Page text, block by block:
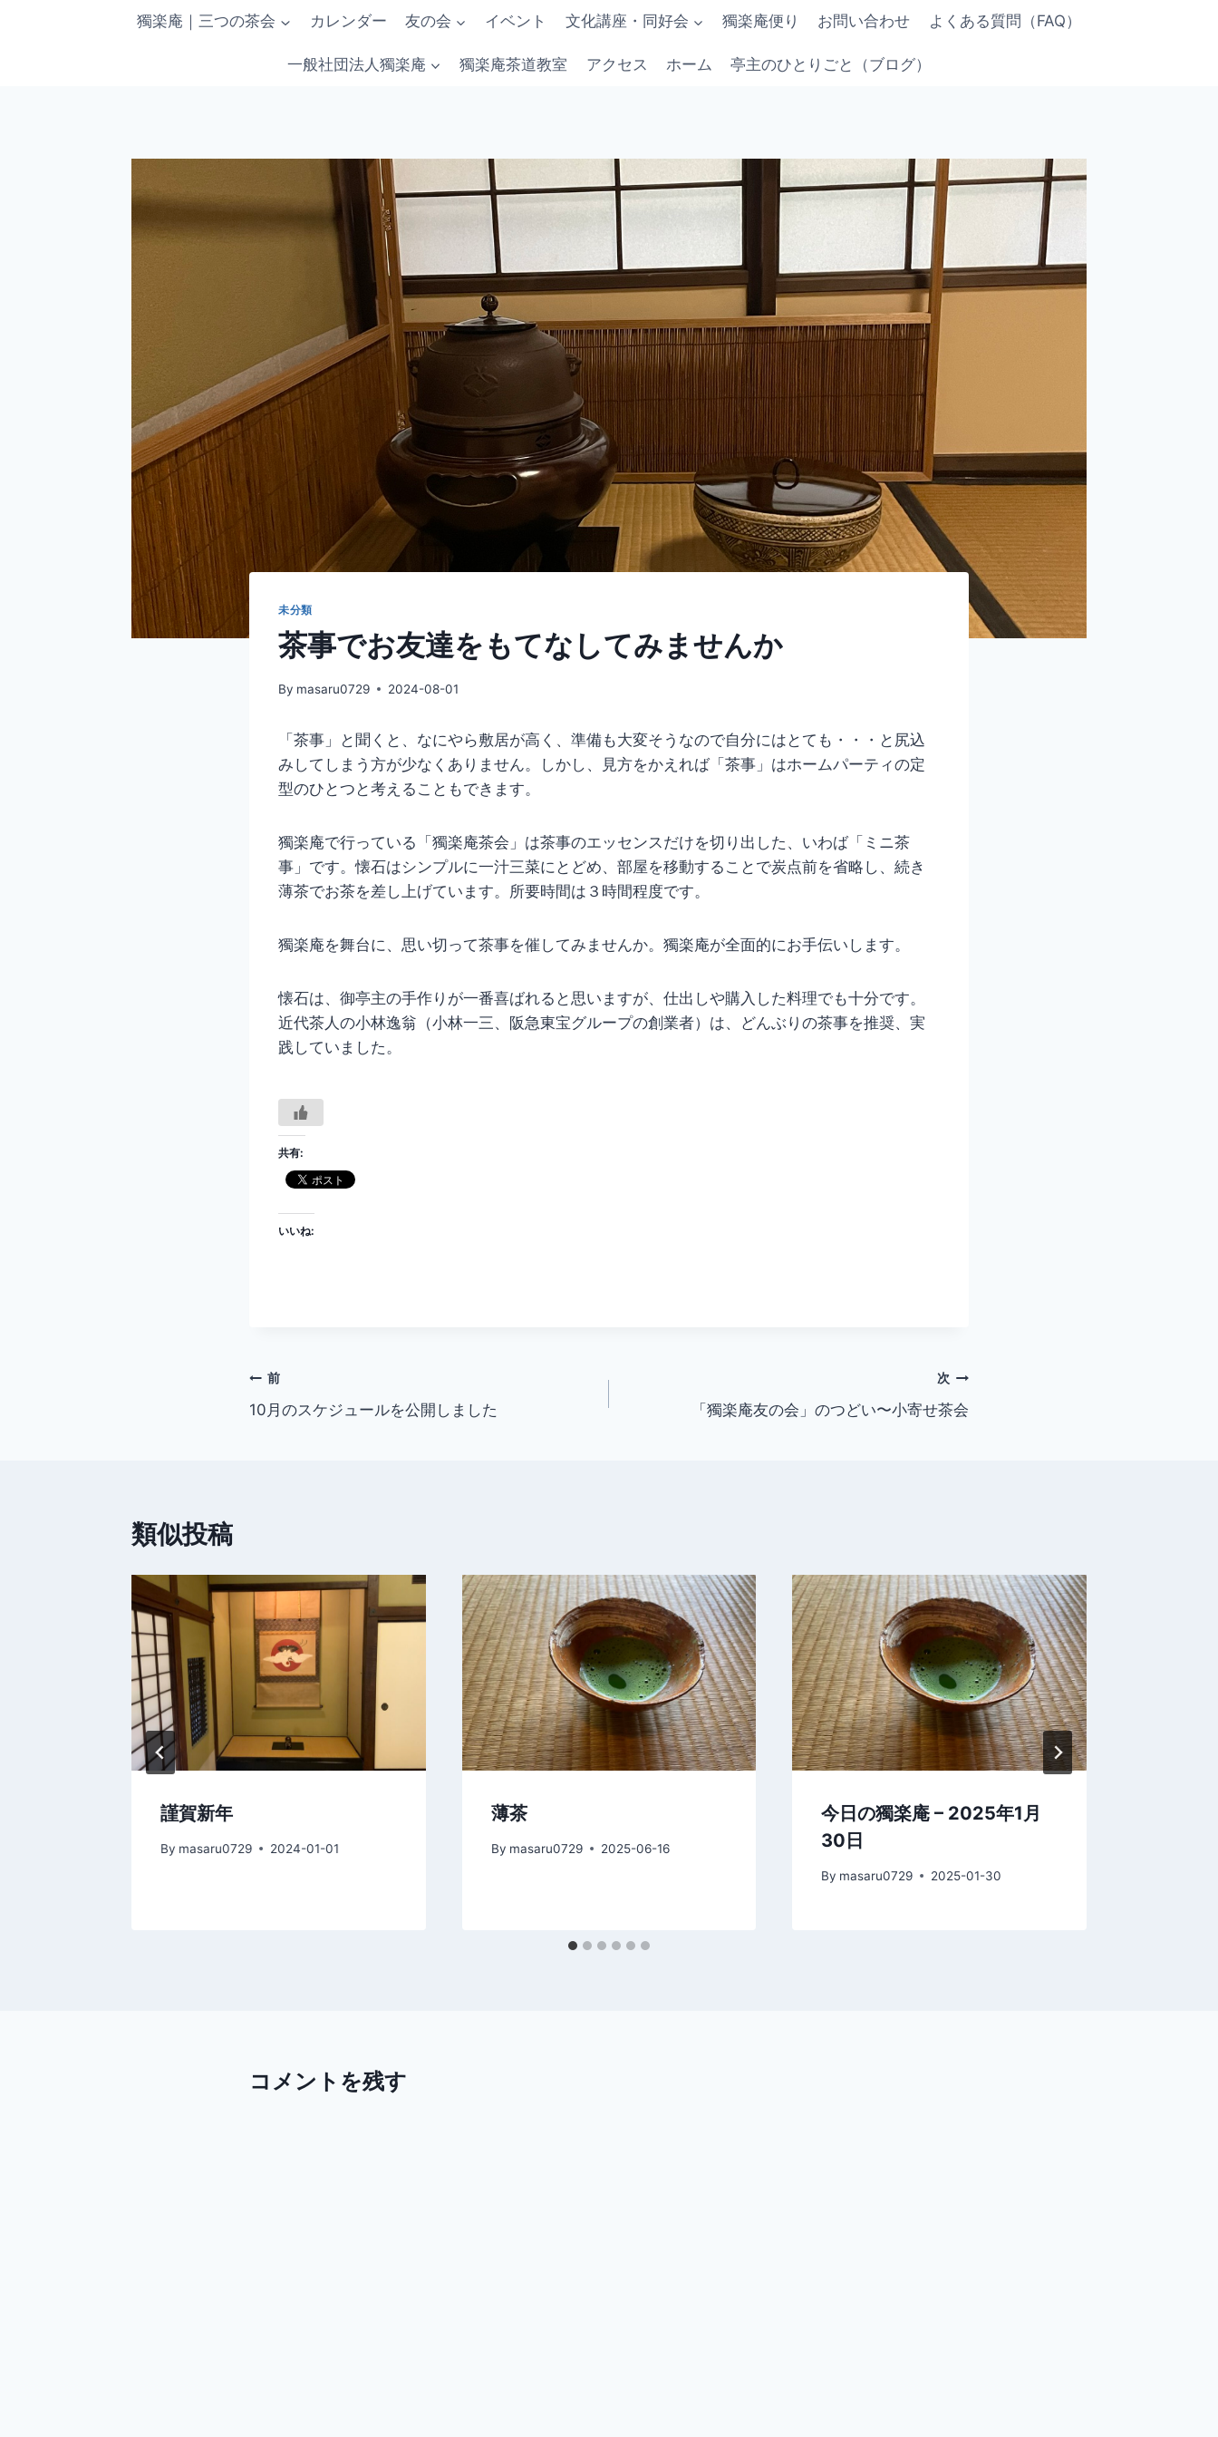
獨楽庵｜三つの茶会 カレンダー 友の会 イベント 文化講座・同好会 獨楽庵便り お問い合わせ よくある質問（FAQ）
一般社団法人獨楽庵 獨楽庵茶道教室 アクセス ホーム 亭主のひとりごと（ブログ）
未分類
茶事でお友達をもてなしてみませんか
By masaru0729 2024-08-01
「茶事」と聞くと、なにやら敷居が高く、準備も大変そうなので自分にはとても・・・と尻込
みしてしまう方が少なくありません。しかし、見方をかえれば「茶事」はホームパーティの定
型のひとつと考えることもできます。
獨楽庵で行っている「獨楽庵茶会」は茶事のエッセンスだけを切り出した、いわば「ミニ茶
事」です。懐石はシンプルに一汁三菜にとどめ、部屋を移動することで炭点前を省略し、続き
薄茶でお茶を差し上げています。所要時間は３時間程度です。
獨楽庵を舞台に、思い切って茶事を催してみませんか。獨楽庵が全面的にお手伝いします。
懐石は、御亭主の手作りが一番喜ばれると思いますが、仕出しや購入した料理でも十分です。
近代茶人の小林逸翁（小林一三、阪急東宝グループの創業者）は、どんぶりの茶事を推奨、実
践していました。
共有:
いいね:
投
稿
ー
シ
ョ
ン
前
10月のスケジュールを公開しました
次
「獨楽庵友の会」のつどい〜小寄せ茶会
類似投稿
謹賀新年
By masaru0729 2024-01-01
薄茶
By masaru0729 2025-06-16
今日の獨楽庵 – 2025年1月
30日
By masaru0729 2025-01-30
コメントを残す